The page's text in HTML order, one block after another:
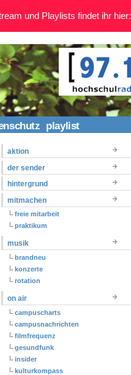
playlist
aktion
der sender
hintergrund
mitmachen
freie mitarbeit
praktikum
musik
brandneu
konzerte
rotation
on air
campuscharts
campusnachrichten
filmfrequenz
gesundfunk
insider
kulturkompass
und Playlists findet ihr hier: